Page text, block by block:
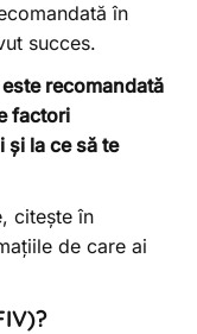
în
succes.
recomandată
factori
la ce să te
citește în
de care ai